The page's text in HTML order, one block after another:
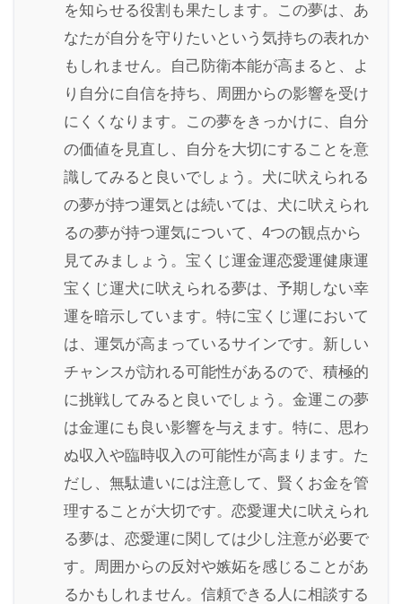
を知らせる役割も果たします。この夢は、あ
なたが自分を守りたいという気持ちの表れか
もしれません。自己防衛本能が高まると、よ
り自分に自信を持ち、周囲からの影響を受け
にくくなります。この夢をきっかけに、自分
の価値を見直し、自分を大切にすることを意
識してみると良いでしょう。犬に吠えられる
の夢が持つ運気とは続いては、犬に吠えられ
るの夢が持つ運気について、4つの観点から
見てみましょう。宝くじ運金運恋愛運健康運
宝くじ運犬に吠えられる夢は、予期しない幸
運を暗示しています。特に宝くじ運において
は、運気が高まっているサインです。新しい
チャンスが訪れる可能性があるので、積極的
に挑戦してみると良いでしょう。金運この夢
は金運にも良い影響を与えます。特に、思わ
ぬ収入や臨時収入の可能性が高まります。た
だし、無駄遣いには注意して、賢くお金を管
理することが大切です。恋愛運犬に吠えられ
る夢は、恋愛運に関しては少し注意が必要で
す。周囲からの反対や嫉妬を感じることがあ
るかもしれません。信頼できる人に相談する